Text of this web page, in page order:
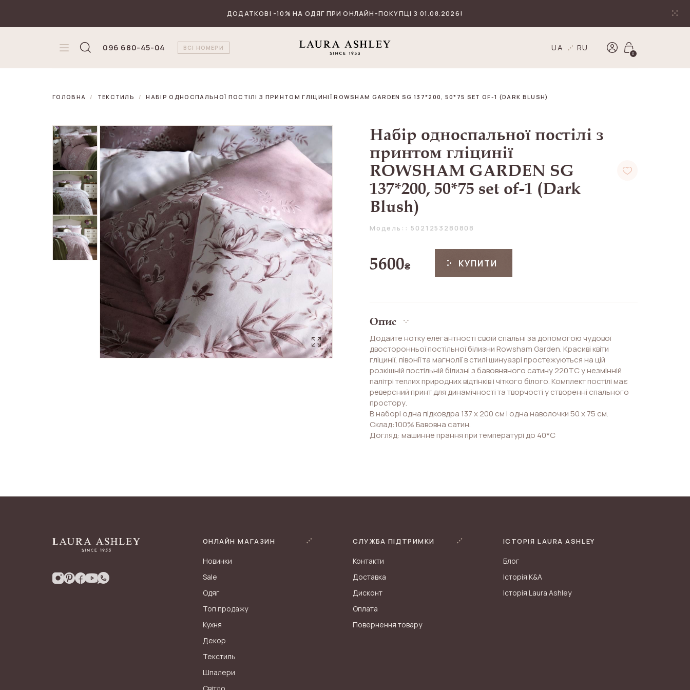
ДОДАТКОВІ -10% НА ОДЯГ ПРИ ОНЛАЙН-ПОКУПЦІ З 01.08.2026!
096 680-45-04 ВСІ НОМЕРИ UA RU
0
ГОЛОВНА ТЕКСТИЛЬ НАБІР ОДНОСПАЛЬНОЇ ПОСТІЛІ З ПРИНТОМ ГЛІЦИНІЇ ROWSHAM GARDEN SG 137*200, 50*75 SET OF-1 (DARK BLUSH)
Набір односпальної постілі з
принтом гліцинії
ROWSHAM GARDEN SG
137*200, 50*75 set of-1 (Dark
Blush)
Модель:: 5021253280808
5600₴ КУПИТИ
Опис
Додайте нотку елегантності своїй спальні за допомогою чудової
двосторонньої постільної білизни Rowsham Garden. Красиві квіти
гліцинії, півонії та магнолії в стилі шинуазрі простежуються на цій
розкішній постільній білизні з бавовняного сатину 220TC у незмінній
палітрі теплих природних відтінків і чіткого білого. Комплект постілі має
реверсний принт для динамічності та творчості у створенні спального
простору.
В наборі одна підковдра 137 х 200 см і одна наволочки 50 х 75 см.
Склад:100% Бавовна сатин.
Догляд: машинне прання при температурі до 40*С
ОНЛАЙН МАГАЗИН
Новинки
Sale
Одяг
Топ продажу
Кухня
Декор
Текстиль
Шпалери
СЛУЖБА ПІДТРИМКИ
Контакти
Доставка
Дисконт
Оплата
Повернення товару
ІСТОРІЯ LAURA ASHLEY
Блог
Історія K&A
Історія Laura Ashley